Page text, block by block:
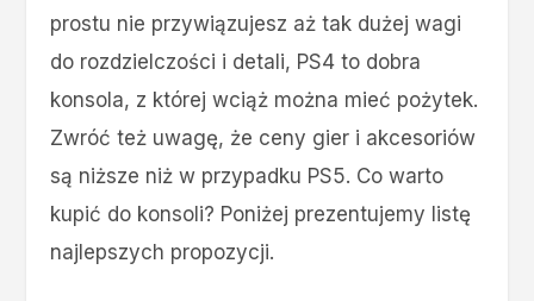
prostu nie przywiązujesz aż tak dużej wagi
do rozdzielczości i detali, PS4 to dobra
konsola, z której wciąż można mieć pożytek.
Zwróć też uwagę, że ceny gier i akcesoriów
są niższe niż w przypadku PS5. Co warto
kupić do konsoli? Poniżej prezentujemy listę
najlepszych propozycji.